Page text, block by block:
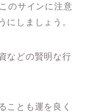
のサインに注意
にしましょう。
などの賢明な行
ことも運を良く